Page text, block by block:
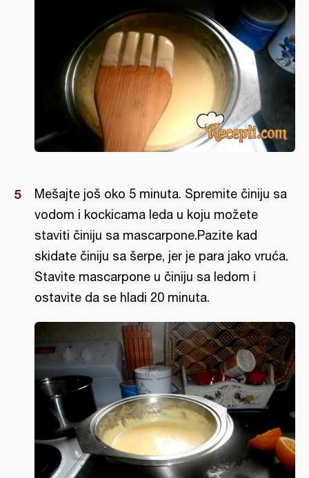
Mešajte još oko 5 minuta. Spremite činiju sa
vodom i kockicama leda u koju možete
staviti činiju sa mascarpone.Pazite kad
skidate činiju sa šerpe, jer je para jako vruća.
Stavite mascarpone u činiju sa ledom i
ostavite da se hladi 20 minuta.